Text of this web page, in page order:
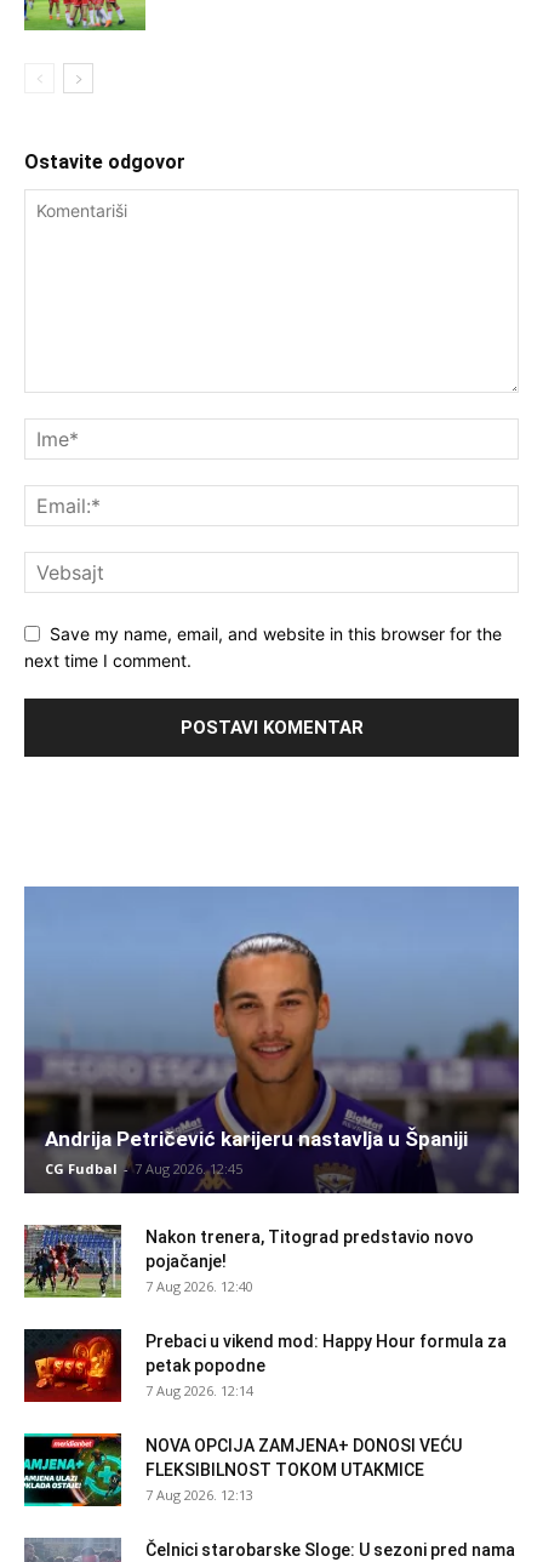
Ostavite odgovor
Save my name, email, and website in this browser for the
next time I comment.
Andrija Petričević karijeru nastavlja u Španiji
CG Fudbal - 7 Aug 2026. 12:45
Nakon trenera, Titograd predstavio novo
pojačanje!
7 Aug 2026. 12:40
Prebaci u vikend mod: Happy Hour formula za
petak popodne
7 Aug 2026. 12:14
NOVA OPCIJA ZAMJENA+ DONOSI VEĆU
FLEKSIBILNOST TOKOM UTAKMICE
7 Aug 2026. 12:13
Čelnici starobarske Sloge: U sezoni pred nama